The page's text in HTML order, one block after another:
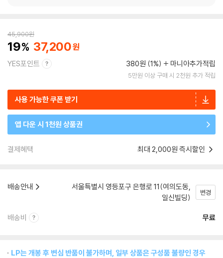
45,900원
19 37,200
YES포인트 380원 (1%) 마니아추가적립
5만원 이상 구매 시 2천원 추가 적립
사용 가능한 쿠폰 받기
앱 다운 시 1천원 상품권
결제혜택 최대 2,000원 즉시할인
배송안내
서울특별시 영등포구 은행로 11(여의도동,
일신빌딩)
변경
배송비 무료
LP는 개봉 후 변심 반품이 불가하며, 일부 상품은 구성품 불량인 경우